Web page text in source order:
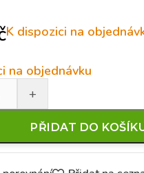
K dispozici na
na objednávku
PŘIDAT DO